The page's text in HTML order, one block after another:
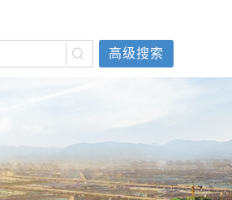
高级搜索